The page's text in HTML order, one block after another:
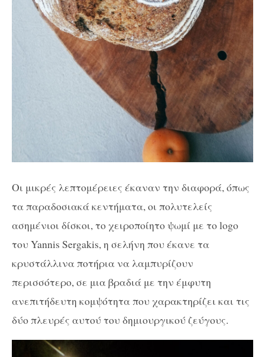
Οι μικρές λεπτομέρειες έκαναν την διαφορά, όπως
τα παραδοσιακά κεντήματα, οι πολυτελείς
ασημένιοι δίσκοι, το χειροποίητο ψωμί με το logo
του Yannis Sergakis, η σελήνη που έκανε τα
κρυστάλλινα ποτήρια να λαμπυρίζουν
περισσότερο, σε μια βραδιά με την έμφυτη
ανεπιτήδευτη κομψότητα που χαρακτηρίζει και τις
δύο πλευρές αυτού του δημιουργικού ζεύγους.